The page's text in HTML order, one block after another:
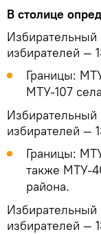
В столице
Избирательный
избирателей —
Границы:
МТУ-107
избирателей —
Границы:
также МТУ-
района.
избирателей —